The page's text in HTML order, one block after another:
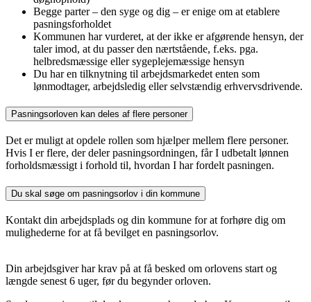
Begge parter – den syge og dig – er enige om at etablere
pasningsforholdet
Kommunen har vurderet, at der ikke er afgørende hensyn, der
taler imod, at du passer den nærtstående, f.eks. pga.
helbredsmæssige eller sygeplejemæssige hensyn
Du har en tilknytning til arbejdsmarkedet enten som
lønmodtager, arbejdsledig eller selvstændig erhvervsdrivende.
Pasningsorloven kan deles af flere personer
Det er muligt at opdele rollen som hjælper mellem flere personer.
Hvis I er flere, der deler pasningsordningen, får I udbetalt lønnen
forholdsmæssigt i forhold til, hvordan I har fordelt pasningen.
Du skal søge om pasningsorlov i din kommune
Kontakt din arbejdsplads og din kommune for at forhøre dig om
mulighederne for at få bevilget en pasningsorlov.
Din arbejdsgiver har krav på at få besked om orlovens start og
længde senest 6 uger, før du begynder orloven.